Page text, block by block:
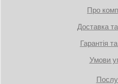
Про
Доставка
Гарантія
Умови